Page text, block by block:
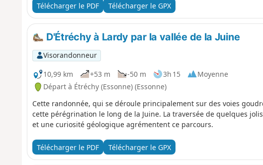
Télécharger le PDF Télécharger le GPX
D'Étréchy à Lardy par la vallée de la Juine
Visorandonneur
10,99 km
+53 m -50 m 3h 15
Moyenne
Départ à Étréchy (Essonne) (Essonne)
Cette randonnée, qui se déroule principalement sur des voies
cette pérégrination le long de la Juine. La traversée de quelques
et une curiosité géologique agrémentent ce parcours.
Télécharger le PDF Télécharger le GPX